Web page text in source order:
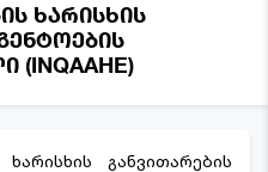
ხარისხის
განვითარების